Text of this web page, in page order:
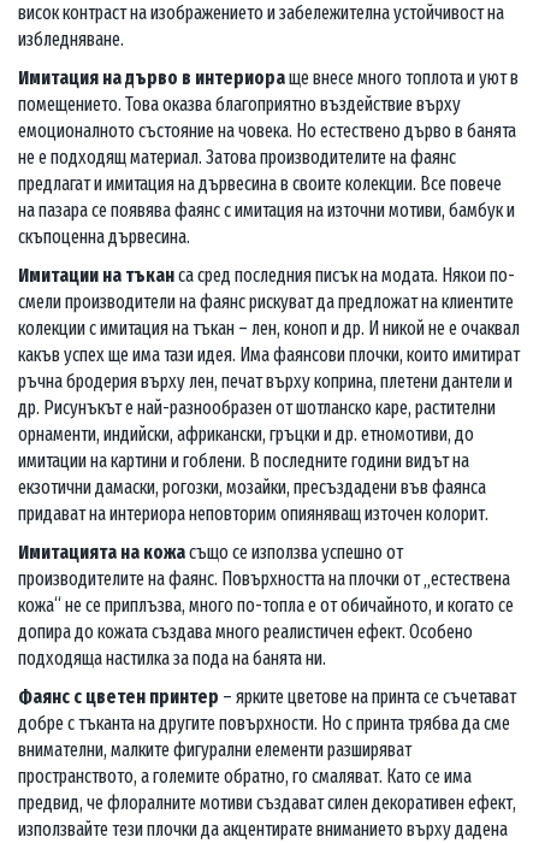
висок контраст на изображението и забележителна устойчивост на
избледняване.
Имитация на дърво в интериораще внесе много топлота и уют в
помещението. Това оказва благоприятно въздействие върху
емоционалното състояние на човека. Но естествено дърво в банята
не е подходящ материал. Затова производителите на фаянс
предлагат и имитация на дървесина в своите колекции. Все повече
на пазара се появява фаянс с имитация на източни мотиви, бамбук и
скъпоценна дървесина.
Имитации на тъканса сред последния писък на модата. Някои по-
смели производители на фаянс рискуват да предложат на клиентите
колекции с имитация на тъкан – лен, коноп и др. И никой не е очаквал
какъв успех ще има тази идея. Има фаянсови плочки, които имитират
ръчна бродерия върху лен, печат върху коприна, плетени дантели и
др. Рисунъкът е най-разнообразен от шотланско каре, растителни
орнаменти, индийски, африкански, гръцки и др. етномотиви, до
имитации на картини и гоблени. В последните години видът на
екзотични дамаски, рогозки, мозайки, пресъздадени във фаянса
придават на интериора неповторим опияняващ източен колорит.
Имитацията на кожасъщо се използва успешно от
производителите на фаянс. Повърхността на плочки от „естествена
кожа“ не се приплъзва, много по-топла е от обичайното, и когато се
допира до кожата създава много реалистичен ефект. Особено
подходяща настилка за пода на банята ни.
Фаянс с цветен принтер – ярките цветове на принта се съчетават
добре с тъканта на другите повърхности. Но с принта трябва да сме
внимателни, малките фигурални елементи разширяват
пространството, а големите обратно, го смаляват. Като се има
предвид, че флоралните мотиви създават силен декоративен ефект,
използвайте тези плочки да акцентирате вниманието върху дадена